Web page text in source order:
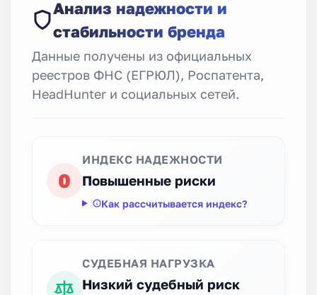
Анализ надежности и
стабильности бренда
Данные получены из официальных
реестров ФНС (ЕГРЮЛ), Роспатента,
HeadHunter и социальных сетей.
0
ИНДЕКС НАДЕЖНОСТИ
Повышенные риски
Как рассчитывается индекс?
СУДЕБНАЯ НАГРУЗКА
Низкий судебный риск